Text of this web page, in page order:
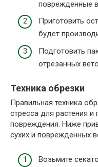
поврежденные
Приготовить
будет
Подготовить
отрезанных
Техника обрезки
Правильная техника
стресса для растения
повреждения. Ниже
сухих и поврежденных
Возьмите